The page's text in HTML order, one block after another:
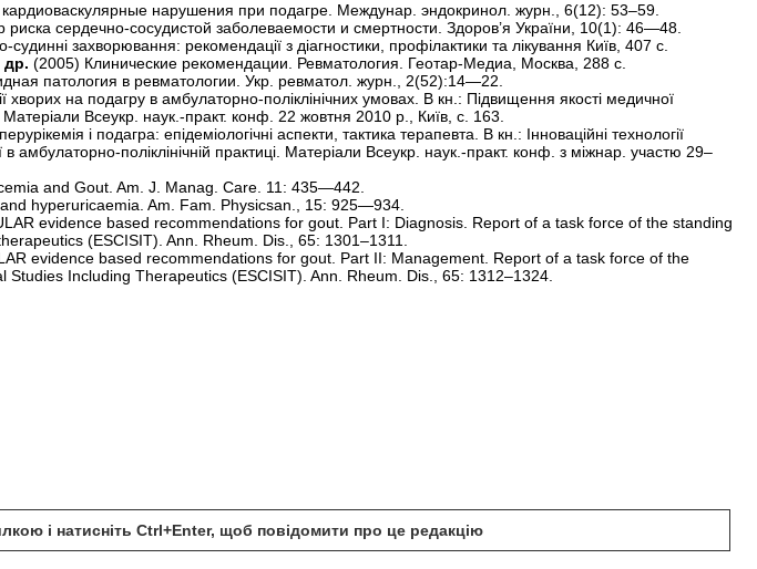
нарушения при подагре. Междунар. эндокринол. журн., 6(12): 53–59.
сердечно-сосудистой заболеваемости и смертности. Здоров’я України, 10(1): 46—48.
захворювання: pекомендації з діагностики, профілактики та лікування Київ, 407 с.
др. (2005) Клинические рекомендации. Ревматология. Геотар-Медиа, Москва, 288 с.
патология в ревматологии. Укр. ревматол. журн., 2(52):14—22.
хворих на подагру в амбулаторно-поліклінічних умовах. В кн.: Підвищення якості медичної
Матеріали Всеукр. наук.-практ. конф. 22 жовтня 2010 р., Київ, с. 163.
і подагра: епідеміологічні аспекти, тактика терапевта. В кн.: Інноваційні технології
в амбулаторно-поліклінічній практиці. Матеріали Всеукр. наук.-практ. конф. з міжнар. участю 29–
and Gout. Am. J. Manag. Care. 11: 435—442.
hyperuricaemia. Am. Fam. Physicsan., 15: 925—934.
evidence based recommendations for gout. Part I: Diagnosis. Report of a task force of the standing
(ESCISIT). Ann. Rheum. Dis., 65: 1301–1311.
evidence based recommendations for gout. Part II: Management. Report of a task force of the
Including Therapeutics (ESCISIT). Ann. Rheum. Dis., 65: 1312–1324.
і натисніть Ctrl+Enter, щоб повідомити про це редакцію